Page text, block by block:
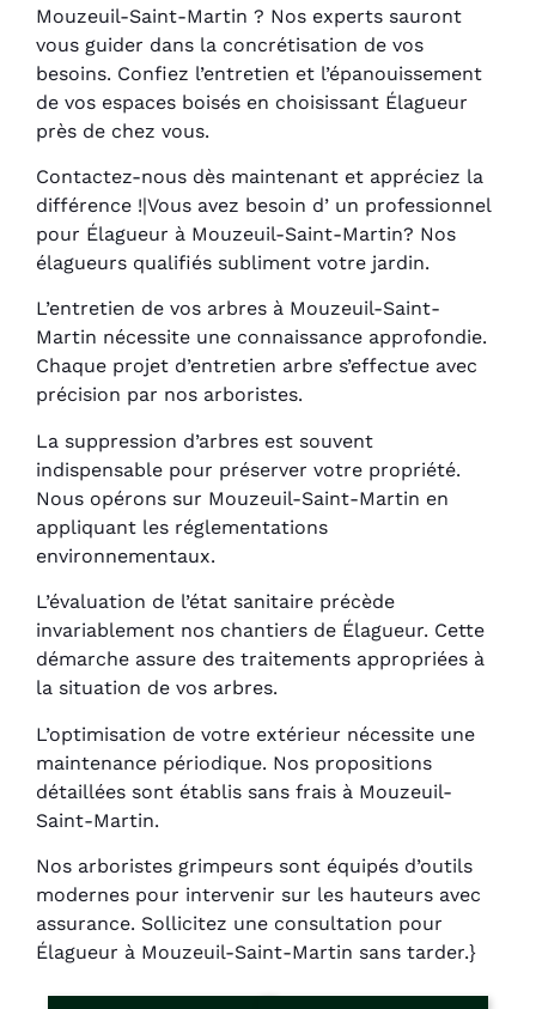
Mouzeuil-Saint-Martin ? Nos experts sauront
vous guider dans la concrétisation de vos
besoins. Confiez l’entretien et l’épanouissement
de vos espaces boisés en choisissant Élagueur
près de chez vous.
Contactez-nous dès maintenant et appréciez la
différence !|Vous avez besoin d’ un professionnel
pour Élagueur à Mouzeuil-Saint-Martin? Nos
élagueurs qualifiés subliment votre jardin.
L’entretien de vos arbres à Mouzeuil-Saint-
Martin nécessite une connaissance approfondie.
Chaque projet d’entretien arbre s’effectue avec
précision par nos arboristes.
La suppression d’arbres est souvent
indispensable pour préserver votre propriété.
Nous opérons sur Mouzeuil-Saint-Martin en
appliquant les réglementations
environnementaux.
L’évaluation de l’état sanitaire précède
invariablement nos chantiers de Élagueur. Cette
démarche assure des traitements appropriées à
la situation de vos arbres.
L’optimisation de votre extérieur nécessite une
maintenance périodique. Nos propositions
détaillées sont établis sans frais à Mouzeuil-
Saint-Martin.
Nos arboristes grimpeurs sont équipés d’outils
modernes pour intervenir sur les hauteurs avec
assurance. Sollicitez une consultation pour
Élagueur à Mouzeuil-Saint-Martin sans tarder.}